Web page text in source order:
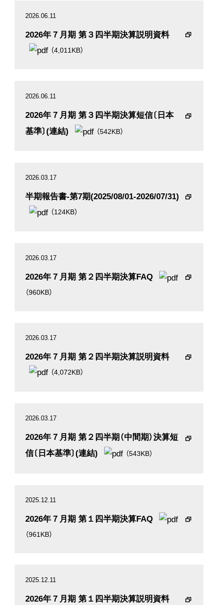
2026.06.11
2026年７月期 第３四半期決算説明資料
（4,011KB）
2026.06.11
2026年７月期 第３四半期決算短信〔日本
基準〕(連結)
（542KB）
2026.03.17
半期報告書-第7期(2025/08/01-2026/07/31)
（124KB）
2026.03.17
2026年７月期 第２四半期決算FAQ
（960KB）
2026.03.17
2026年７月期 第２四半期決算説明資料
（4,072KB）
2026.03.17
2026年７月期 第２四半期（中間期）決算短
信〔日本基準〕(連結)
（543KB）
2025.12.11
2026年７月期 第１四半期決算FAQ
（961KB）
2025.12.11
2026年７月期 第１四半期決算説明資料